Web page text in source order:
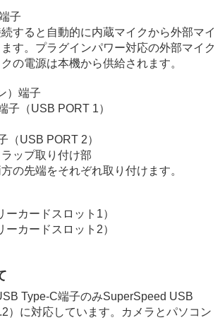
イコン
F3.5-5.6 OSSⅡ
る
こと
用する
子
すると自動的に内蔵マイクから外部マイ
す。プラグインパワー対応の外部マイク
の電源は本機から供給されます。
）端子
（USB PORT 1）
（USB PORT 2）
ップ取り付け部
の先端をそれぞれ取り付けます。
ーカードスロット1）
ーカードスロット2）
Type-C端子のみSuperSpeed USB
）に対応しています。カメラとパソコン